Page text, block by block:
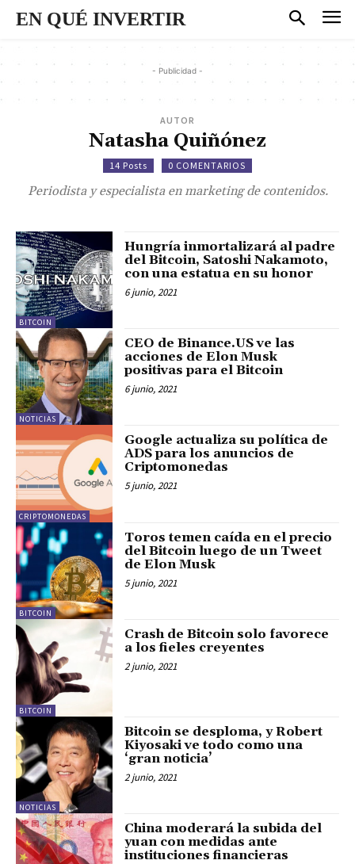
EN QUÉ INVERTIR
- Publicidad -
AUTOR
Natasha Quiñónez
14 Posts 0 COMENTARIOS
Periodista y especialista en marketing de contenidos.
BITCOIN
Hungría inmortalizará al padre
del Bitcoin, Satoshi Nakamoto,
con una estatua en su honor
6 junio, 2021
NOTICIAS
CEO de Binance.US ve las
acciones de Elon Musk
positivas para el Bitcoin
6 junio, 2021
CRIPTOMONEDAS
Google actualiza su política de
ADS para los anuncios de
Criptomonedas
5 junio, 2021
BITCOIN
Toros temen caída en el precio
del Bitcoin luego de un Tweet
de Elon Musk
5 junio, 2021
BITCOIN
Crash de Bitcoin solo favorece
a los fieles creyentes
2 junio, 2021
NOTICIAS
Bitcoin se desploma, y Robert
Kiyosaki ve todo como una
‘gran noticia’
2 junio, 2021
China moderará la subida del
yuan con medidas ante
instituciones financieras